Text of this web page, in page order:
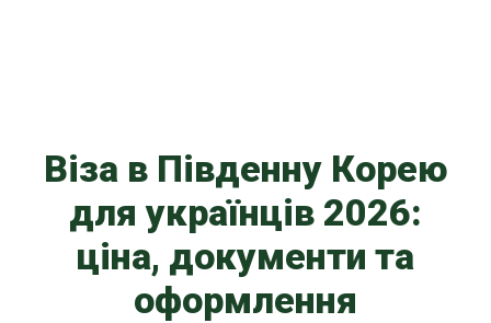
Віза в Південну Корею
для українців 2026:
ціна, документи та
оформлення